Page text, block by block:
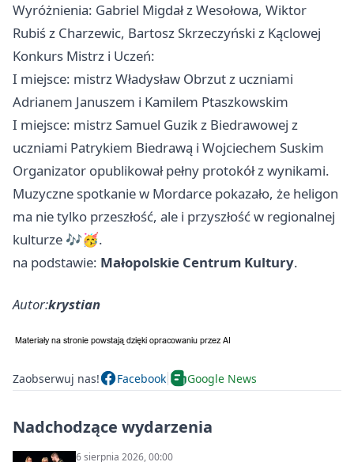
Wyróżnienia: Gabriel Migdał z Wesołowa, Wiktor
Rubiś z Charzewic, Bartosz Skrzeczyński z Kąclowej
Konkurs Mistrz i Uczeń:
I miejsce: mistrz Władysław Obrzut z uczniami
Adrianem Januszem i Kamilem Ptaszkowskim
I miejsce: mistrz Samuel Guzik z Biedrawowej z
uczniami Patrykiem Biedrawą i Wojciechem Suskim
Organizator opublikował pełny protokół z wynikami.
Muzyczne spotkanie w Mordarce pokazało, że heligon
ma nie tylko przeszłość, ale i przyszłość w regionalnej
kulturze 🎶🥳.
na podstawie: Małopolskie Centrum Kultury.
Autor:krystian
Zaobserwuj nas! Facebook Google News
Nadchodzące wydarzenia
6 sierpnia 2026, 00:00